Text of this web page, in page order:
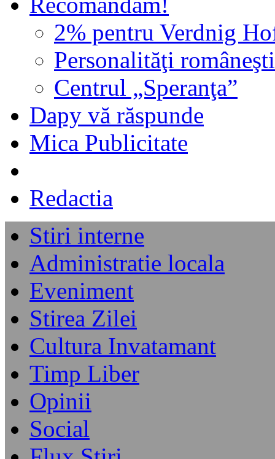
2% pentru Verdnig
Personalităţi româneşti
Centrul „Speranţa”
Dapy vă răspunde
Mica Publicitate
Redactia
Stiri interne
Administratie locala
Eveniment
Stirea Zilei
Cultura Invatamant
Timp Liber
Opinii
Social